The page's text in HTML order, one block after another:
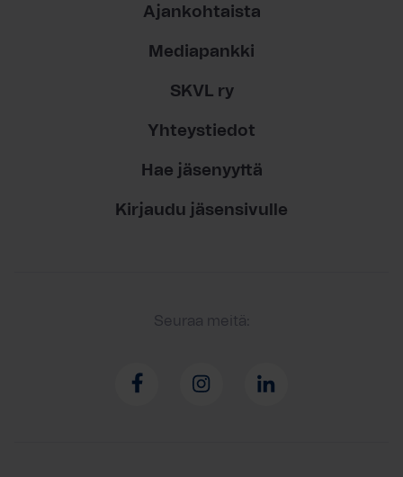
Ajankohtaista
Mediapankki
SKVL ry
Yhteystiedot
Hae jäsenyyttä
Kirjaudu jäsensivulle
Seuraa meitä: